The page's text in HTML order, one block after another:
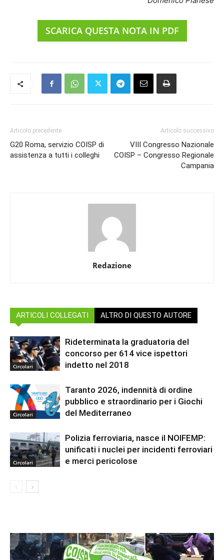
SCARICA QUESTA NOTA IN PDF
Articolo precedente
G20 Roma, servizio COISP di
assistenza a tutti i colleghi
Articolo successivo
VIII Congresso Nazionale
COISP – Congresso Regionale
Campania
Redazione
ARTICOLI COLLEGATI ALTRO DI QUESTO AUTORE
Circolari
Rideterminata la graduatoria del
concorso per 614 vice ispettori
indetto nel 2018
Circolari
Taranto 2026, indennità di ordine
pubblico e straordinario per i Giochi
del Mediterraneo
Circolari
Polizia ferroviaria, nasce il NOIFEMP:
unificati i nuclei per incidenti ferroviari
e merci pericolose